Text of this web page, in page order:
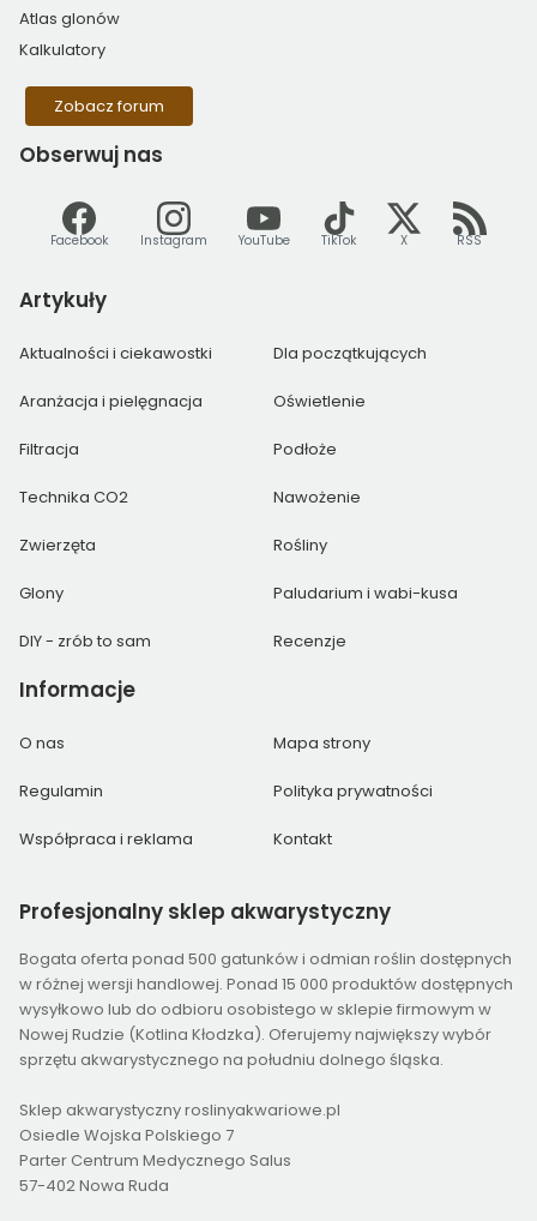
Atlas glonów
Kalkulatory
Zobacz forum
Obserwuj nas
Facebook Instagram YouTube TikTok X RSS
Artykuły
Aktualności i ciekawostki Dla początkujących
Aranżacja i pielęgnacja Oświetlenie
Filtracja Podłoże
Technika CO2 Nawożenie
Zwierzęta Rośliny
Glony Paludarium i wabi-kusa
DIY - zrób to sam Recenzje
Informacje
O nas Mapa strony
Regulamin Polityka prywatności
Współpraca i reklama Kontakt
Profesjonalny sklep akwarystyczny
Bogata oferta ponad 500 gatunków i odmian roślin dostępnych
w różnej wersji handlowej. Ponad 15 000 produktów dostępnych
wysyłkowo lub do odbioru osobistego w sklepie firmowym w
Nowej Rudzie (Kotlina Kłodzka). Oferujemy największy wybór
sprzętu akwarystycznego na południu dolnego śląska.
Sklep akwarystyczny roslinyakwariowe.pl
Osiedle Wojska Polskiego 7
Parter Centrum Medycznego Salus
57-402 Nowa Ruda